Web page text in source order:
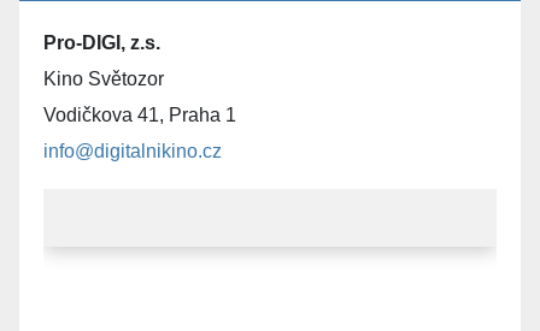
Pro-DIGI, z.s.
Kino Světozor
Vodičkova 41, Praha 1
info@digitalnikino.cz